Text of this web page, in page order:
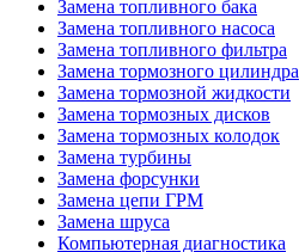
Замена топливного бака
Замена топливного насоса
Замена топливного фильтра
Замена тормозного цилиндра
Замена тормозной жидкости
Замена тормозных дисков
Замена тормозных колодок
Замена турбины
Замена форсунки
Замена цепи ГРМ
Замена шруса
Компьютерная диагностика